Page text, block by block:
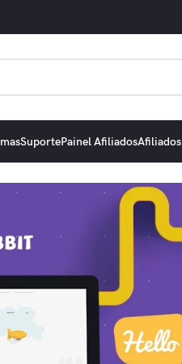
SuportePainel AfiliadosAfiliados